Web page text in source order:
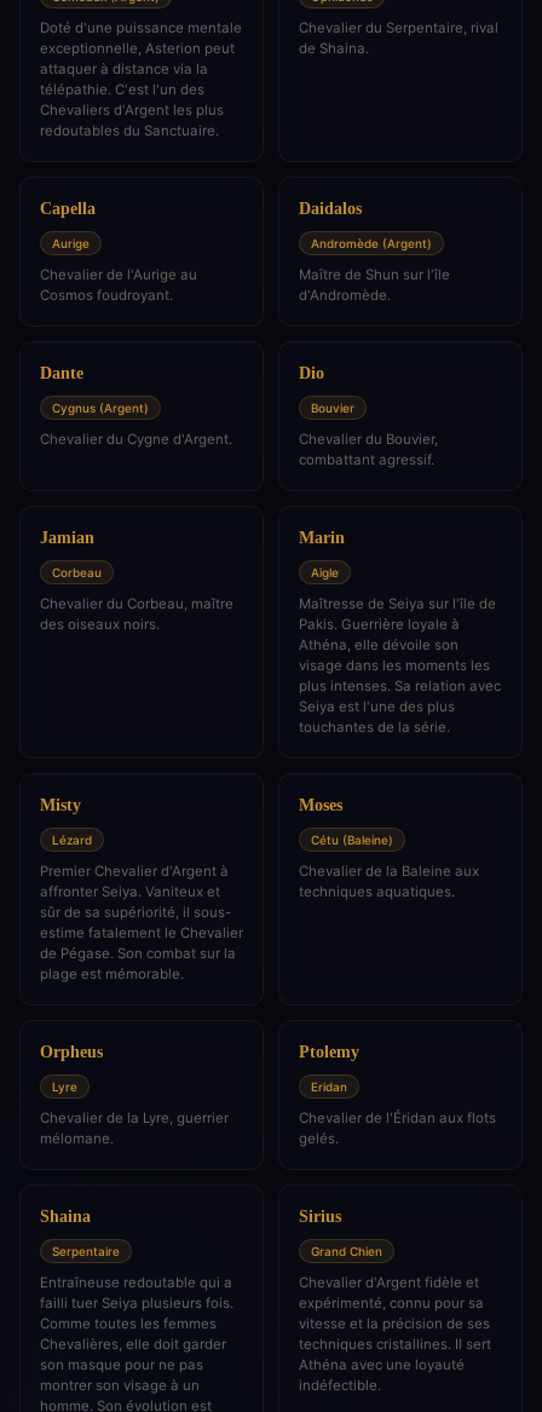
Doté d'une puissance mentale
exceptionnelle, Asterion peut
attaquer à distance via la
télépathie. C'est l'un des
Chevaliers d'Argent les plus
redoutables du Sanctuaire.
Chevalier du Serpentaire, rival
de Shaina.
Capella
Aurige
Chevalier de l'Aurige au
Cosmos foudroyant.
Daidalos
Andromède (Argent)
Maître de Shun sur l'île
d'Andromède.
Dante
Cygnus (Argent)
Chevalier du Cygne d'Argent.
Dio
Bouvier
Chevalier du Bouvier,
combattant agressif.
Jamian
Corbeau
Chevalier du Corbeau, maître
des oiseaux noirs.
Marin
Aigle
Maîtresse de Seiya sur l'île de
Pakis. Guerrière loyale à
Athéna, elle dévoile son
visage dans les moments les
plus intenses. Sa relation avec
Seiya est l'une des plus
touchantes de la série.
Misty
Lézard
Premier Chevalier d'Argent à
affronter Seiya. Vaniteux et
sûr de sa supériorité, il sous-
estime fatalement le Chevalier
de Pégase. Son combat sur la
plage est mémorable.
Moses
Cétu (Baleine)
Chevalier de la Baleine aux
techniques aquatiques.
Orpheus
Lyre
Chevalier de la Lyre, guerrier
mélomane.
Ptolemy
Eridan
Chevalier de l'Éridan aux flots
gelés.
Shaina
Serpentaire
Entraîneuse redoutable qui a
failli tuer Seiya plusieurs fois.
Comme toutes les femmes
Chevalières, elle doit garder
son masque pour ne pas
montrer son visage à un
homme. Son évolution est
Sirius
Grand Chien
Chevalier d'Argent fidèle et
expérimenté, connu pour sa
vitesse et la précision de ses
techniques cristallines. Il sert
Athéna avec une loyauté
indéfectible.